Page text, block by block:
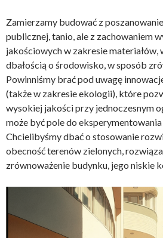
Zamierzamy budować z
publicznej, tanio, ale z zachowaniem
jakościowych w zakresie
dbałością o środowisko, w sposób
Powinniśmy brać pod uwagę
(także w zakresie ekologii), które
wysokiej jakości przy jednoczesnym
może być pole do
Chcielibyśmy dbać o stosowanie
obecność terenów zielonych,
zrównoważenie budynku, jego niskie